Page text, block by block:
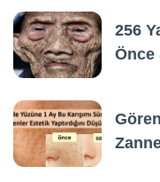
256
Önce